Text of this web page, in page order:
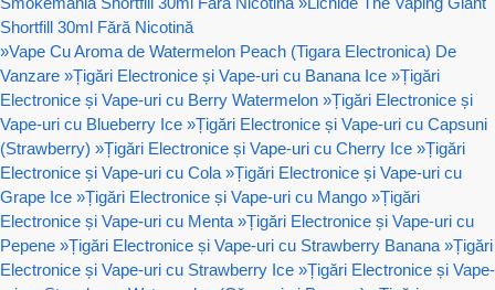
Shortfill 30ml Fără Nicotină
»Vape Cu Aroma de Watermelon Peach (Tigara Electronica) De
Vanzare »Țigări Electronice și Vape-uri cu Banana Ice »Țigări
Electronice și Vape-uri cu Berry Watermelon »Țigări Electronice și
Vape-uri cu Blueberry Ice »Țigări Electronice și Vape-uri cu Capsuni
(Strawberry) »Țigări Electronice și Vape-uri cu Cherry Ice »Țigări
Electronice și Vape-uri cu Cola »Țigări Electronice și Vape-uri cu
Grape Ice »Țigări Electronice și Vape-uri cu Mango »Țigări
Electronice și Vape-uri cu Menta »Țigări Electronice și Vape-uri cu
Pepene »Țigări Electronice și Vape-uri cu Strawberry Banana »Țigări
Electronice și Vape-uri cu Strawberry Ice »Țigări Electronice și Vape-